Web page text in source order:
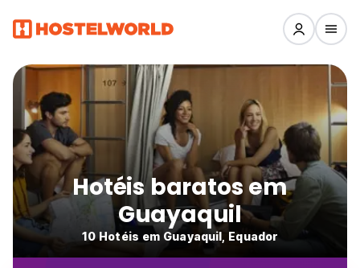
Hotéis baratos em
Guayaquil
10 Hotéis em Guayaquil, Equador